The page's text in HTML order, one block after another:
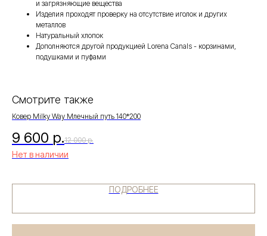
и загрязняющие вещества
Изделия проходят проверку на отсутствие иголок и других
металлов
Натуральный хлопок
Дополняются другой продукцией Lorena Canals - корзинами,
подушками и пуфами
Смотрите также
Ковер Milky Way Млечный путь 140*200
9 600 р.12 000 р.
Нет в наличии
ПОДРОБНЕЕ